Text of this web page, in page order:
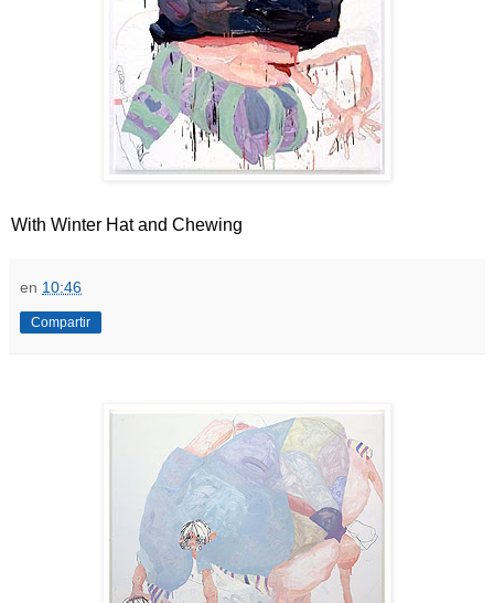
With Winter Hat and Chewing
en 10:46
Compartir